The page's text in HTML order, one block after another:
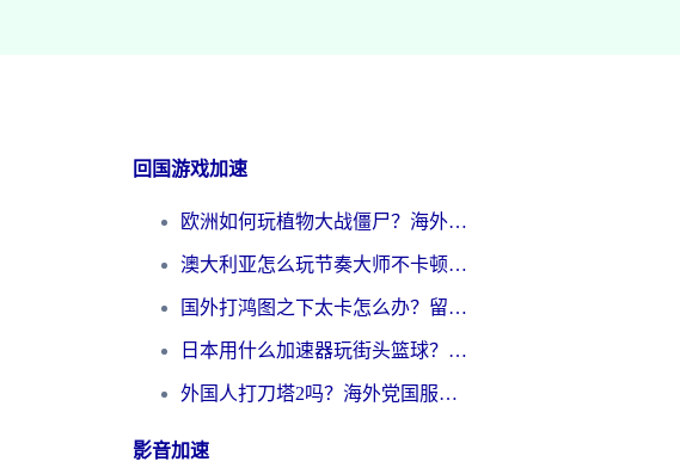
回国游戏加速
欧洲如何玩植物大战僵尸？海外党国服游戏加速避坑指南（附实测对比）
澳大利亚怎么玩节奏大师不卡顿？海外党国服游戏加速终极指南
国外打鸿图之下太卡怎么办？留学生亲测有效的国服游戏加速方案
日本用什么加速器玩街头篮球？海外党国服游戏不卡顿的终极攻略
外国人打刀塔2吗？海外党国服游戏加速避坑全攻略
影音加速